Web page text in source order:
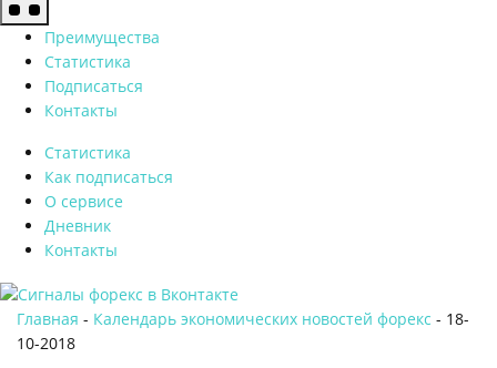
Преимущества
Статистика
Подписаться
Контакты
Статистика
Как подписаться
О сервисе
Дневник
Контакты
Главная - Календарь экономических новостей форекс - 18-
10-2018